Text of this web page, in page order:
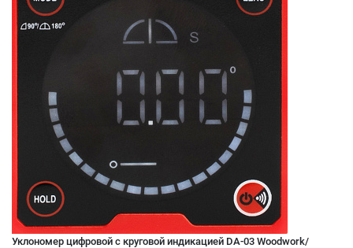
Уклономер цифровой с круговой индикацией DA-03 Woodwork/